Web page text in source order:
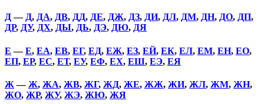
Д— Д, ДА, ДВ, ДД, ДЕ, ДЖ, ДЗ, ДИ, ДЛ, ДМ, ДН, ДО, ДП,
ДР, ДУ, ДХ, ДЫ, ДЬ, ДЭ, ДЮ, ДЯ
Е —Е, ЕА, ЕВ, ЕГ, ЕД, ЕЖ, ЕЗ, ЕЙ, ЕК, ЕЛ, ЕМ, ЕН, ЕО,
ЕП, ЕР, ЕС, ЕТ, ЕУ, ЕФ, ЕХ, ЕШ, ЕЭ, ЕЯ
Ж —Ж, ЖА, ЖВ, ЖГ, ЖД, ЖЕ, ЖЖ, ЖИ, ЖЛ, ЖМ, ЖН,
ЖО, ЖР, ЖУ, ЖЭ, ЖЮ, ЖЯ